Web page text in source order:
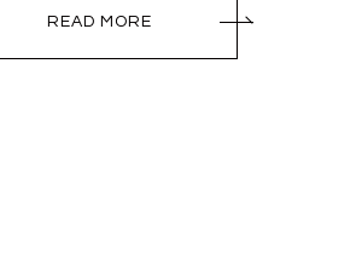
READ MORE